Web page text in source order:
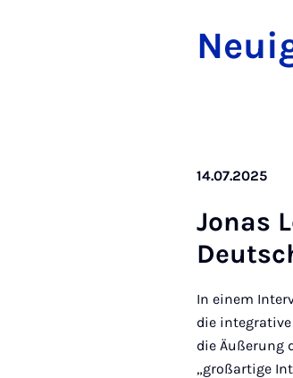
14.07.2025
Jo­nas
In einem
die
die Äußerung
„großartige